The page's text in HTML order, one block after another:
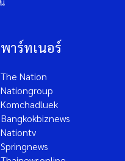
พาร์ทเนอร์
The Nation
Nationgroup
Komchadluek
Bangkokbiznews
Nationtv
Springnews